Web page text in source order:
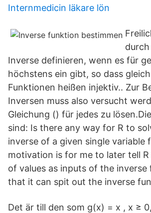
Internmedicin läkare lön
Inverse definieren, wenn es für
höchstens ein gibt, so dass
Funktionen heißen injektiv.. Zur
Inversen muss also versucht
Gleichung () für jedes zu
sind: Is there any way for R to
inverse of a given single variable
motivation is for me to later tell
of values as inputs of the inverse
that it can spit out the inverse
Det är till den som g(x) = x , x ≥